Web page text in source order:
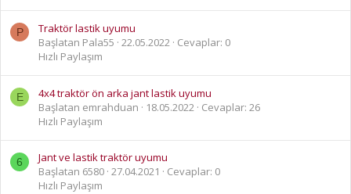
P
Traktör lastik uyumu
Başlatan Pala55 22.05.2022 Cevaplar: 0
Hızlı Paylaşım
E
4x4 traktör ön arka jant lastik uyumu
Başlatan emrahduan
18.05.2022
Cevaplar: 26
Hızlı Paylaşım
6
Jant ve lastik traktör uyumu
Başlatan 6580 27.04.2021
Cevaplar: 0
Hızlı Paylaşım